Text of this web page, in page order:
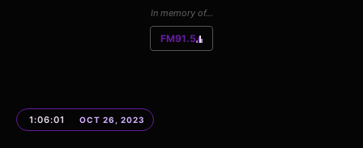
In memory of...
FM91.5
1:06:01 OCT 26, 2023